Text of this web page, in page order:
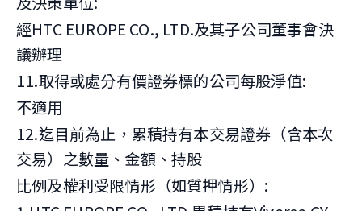
經HTC EUROPE CO., LTD.及其子公司董事會決
議辦理
11.取得或處分有價證券標的公司每股淨值:
不適用
12.迄目前為止，累積持有本交易證券（含本次
交易）之數量、金額、持股
比例及權利受限情形（如質押情形）: